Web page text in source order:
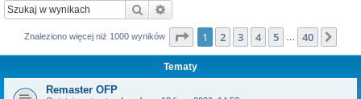
Szukaj
Znaleziono więcej niż 1000 wyników Strona z40
1 2 3 4 5 40
Tematy
Remaster OFP